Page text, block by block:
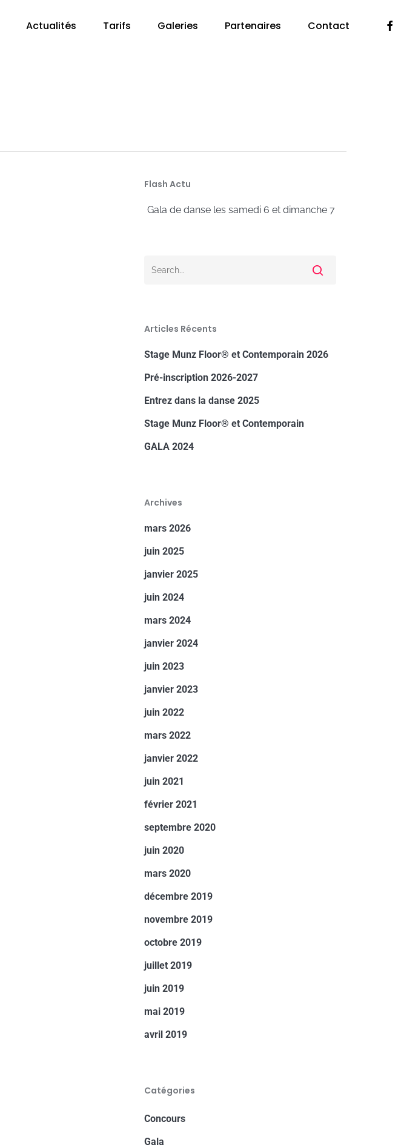
Actualités Tarifs Galeries Partenaires Contact
Flash Actu
Gala de danse les samedi 6 et dimanche 7 juillet 2024 à
Articles Récents
Stage Munz Floor® et Contemporain 2026
Pré-inscription 2026-2027
Entrez dans la danse 2025
Stage Munz Floor® et Contemporain
GALA 2024
Archives
mars 2026
juin 2025
janvier 2025
juin 2024
mars 2024
janvier 2024
juin 2023
janvier 2023
juin 2022
mars 2022
janvier 2022
juin 2021
février 2021
septembre 2020
juin 2020
mars 2020
décembre 2019
novembre 2019
octobre 2019
juillet 2019
juin 2019
mai 2019
avril 2019
Catégories
Concours
Gala